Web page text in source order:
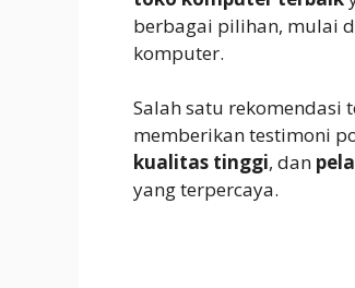
berbagai pilihan, mulai
komputer.
Salah satu rekomendasi
memberikan testimoni
kualitas tinggi, dan
yang terpercaya.